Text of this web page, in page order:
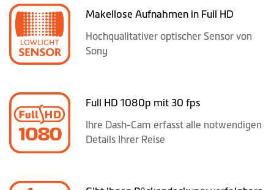
Makellose Aufnahmen in Full HD
Hochqualitativer optischer Sensor von
Sony
Full HD 1080p mit 30 fps
Ihre Dash-Cam erfasst alle notwendigen
Details Ihrer Reise